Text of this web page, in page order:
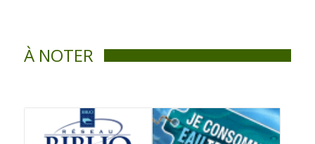
À NOTER